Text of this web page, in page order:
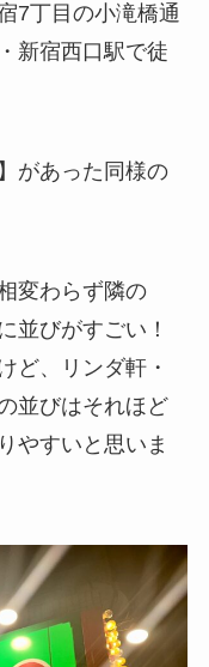
7丁目の小滝橋通
新宿西口駅で徒
があった同様の
変わらず隣の
並びがすごい！
ど、リンダ軒・
並びはそれほど
やすいと思いま